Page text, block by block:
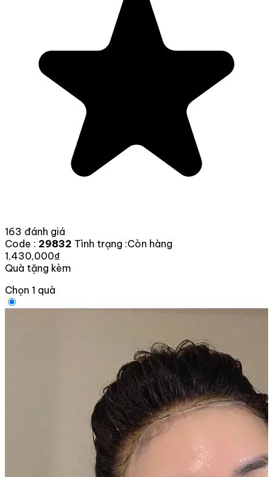
163 đánh giá
Code : 29832 Tình trạng :Còn hàng
1,430,000₫
Quà tặng kèm
Chọn 1 quà